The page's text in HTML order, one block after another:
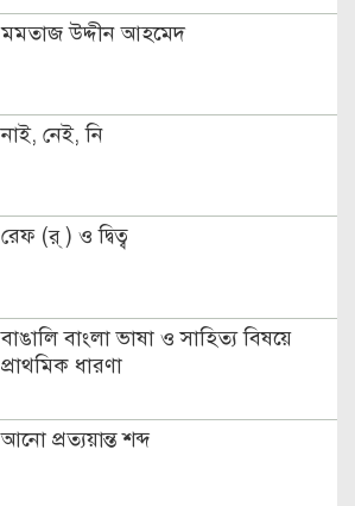
পৃথক শব্দ দ্বারা স্ত্রীলিঙ্গে পরিবর্তনের
বিভিন্ন ভাষায় লিঙ্গের উদাহরণ দাও
মমতাজ উদ্দীন আহমেদ
নাই, নেই, নি
রেফ (র্ ) ও দ্বিত্ব
বাঙালি বাংলা ভাষা ও সাহিত্য বিষয়ে
প্রাথমিক ধারণা
আনো প্রত্যয়ান্ত শব্দ